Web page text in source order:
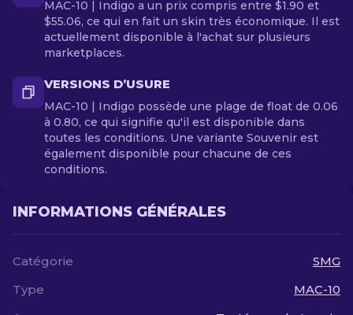
MAC-10 | Indigo a un prix compris entre $1.90 et
$55.06, ce qui en fait un skin très économique. Il est
actuellement disponible à l'achat sur plusieurs
marketplaces.
VERSIONS D’USURE
MAC-10 | Indigo possède une plage de float de 0.06
à 0.80, ce qui signifie qu'il est disponible dans
toutes les conditions. Une variante Souvenir est
également disponible pour chacune de ces
conditions.
INFORMATIONS GÉNÉRALES
Catégorie
SMG
Type
MAC-10